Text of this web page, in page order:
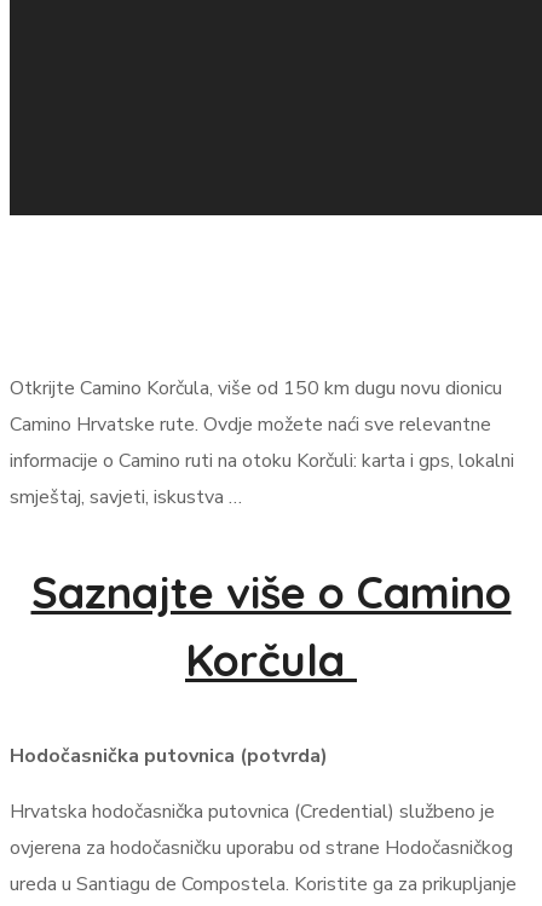
Otkrijte Camino Korčula, više od 150 km dugu novu dionicu
Camino Hrvatske rute. Ovdje možete naći sve relevantne
informacije o Camino ruti na otoku Korčuli: karta i gps, lokalni
smještaj, savjeti, iskustva …
Saznajte više o Camino
Korčula
Hodočasnička putovnica (potvrda)
Hrvatska hodočasnička putovnica (Credential) službeno je
ovjerena za hodočasničku uporabu od strane Hodočasničkog
ureda u Santiagu de Compostela. Koristite ga za prikupljanje